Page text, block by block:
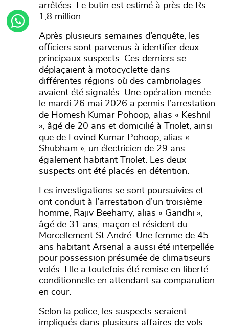
arrêtées. Le butin est estimé à près de Rs
1,8 million.
Après plusieurs semaines d’enquête, les
officiers sont parvenus à identifier deux
principaux suspects. Ces derniers se
déplaçaient à motocyclette dans
différentes régions où des cambriolages
avaient été signalés. Une opération menée
le mardi 26 mai 2026 a permis l’arrestation
de Homesh Kumar Pohoop, alias « Keshnil
», âgé de 20 ans et domicilié à Triolet, ainsi
que de Lovind Kumar Pohoop, alias «
Shubham », un électricien de 29 ans
également habitant Triolet. Les deux
suspects ont été placés en détention.
Les investigations se sont poursuivies et
ont conduit à l’arrestation d’un troisième
homme, Rajiv Beeharry, alias « Gandhi »,
âgé de 31 ans, maçon et résident du
Morcellement St André. Une femme de 45
ans habitant Arsenal a aussi été interpellée
pour possession présumée de climatiseurs
volés. Elle a toutefois été remise en liberté
conditionnelle en attendant sa comparution
en cour.
Selon la police, les suspects seraient
impliqués dans plusieurs affaires de vols